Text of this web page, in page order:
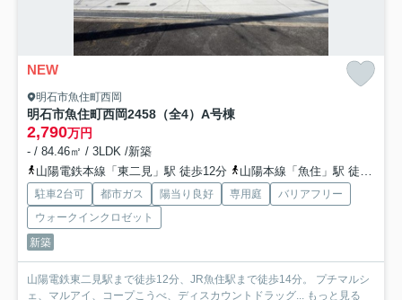
NEW
明石市魚住町西岡
明石市魚住町西岡2458（全4）A号棟
2,790万円
- / 84.46㎡ / 3LDK /新築
山陽電鉄本線「東二見」駅 徒歩12分
山陽本線「魚住」駅 徒歩15分
駐車2台可 都市ガス 陽当り良好 専用庭
バリアフリー
ウォークインクロゼット
新築
山陽電鉄東二見駅まで徒歩12分、JR魚住駅まで徒歩14分。 プチマルシ
ェ、マルアイ、コープこうべ、ディスカウントドラッグ...
もっと見る